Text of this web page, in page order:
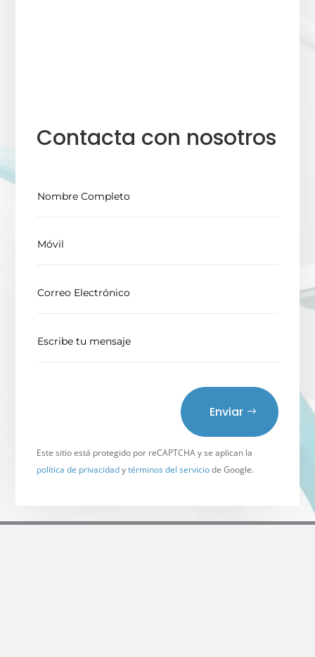
Contacta con nosotros
Enviar
Este sitio está protegido por reCAPTCHA y se aplican la
política de privacidadytérminos del serviciode Google.